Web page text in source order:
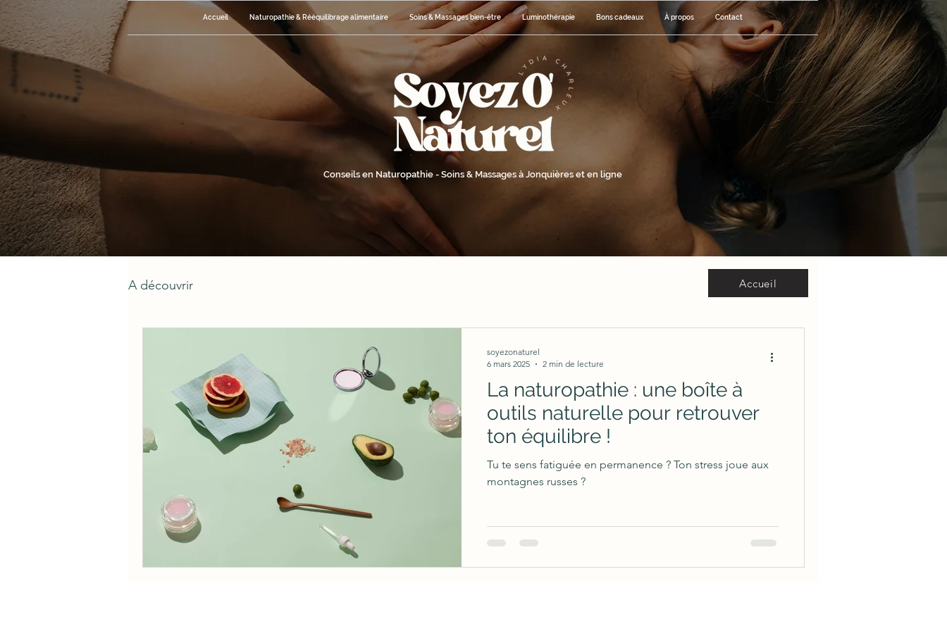
Accueil Naturopathie & Rééquilibrage alimentaire Soins & Massages bien-être Luminothérapie Bons cadeaux À propos Contact
Conseils en Naturopathie - Soins & Massages à Jonquières et en ligne
A découvrir
La naturopathie : une boîte à
outils naturelle pour retrouver
ton équilibre !
Tu te sens fatiguée en permanence ? Ton stress joue aux
montagnes russes ?
soyezonaturel
6 mars 2025
2 min de lecture
Accueil